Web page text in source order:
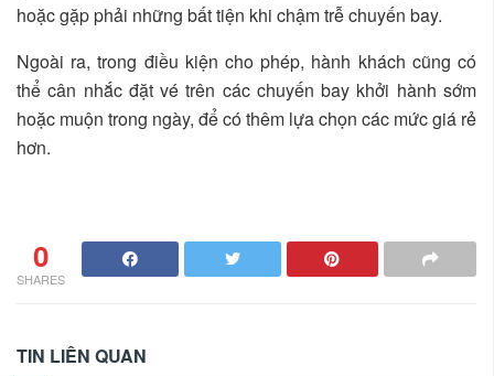
hoặc gặp phải những bất tiện khi chậm trễ chuyến bay.
Ngoài ra, trong điều kiện cho phép, hành khách cũng có
thể cân nhắc đặt vé trên các chuyến bay khởi hành sớm
hoặc muộn trong ngày, để có thêm lựa chọn các mức giá rẻ
hơn.
0
SHARES
TIN LIÊN QUAN